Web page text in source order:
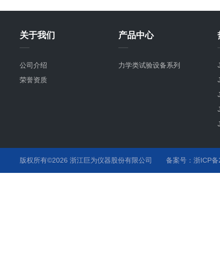
关于我们
公司介绍
荣誉资质
产品中心
力学类试验设备系列
版权所有©2026 浙江巨为仪器股份有限公司 备案号：浙ICP